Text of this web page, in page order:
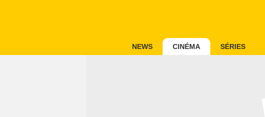
NEWS CINÉMA SÉRIES